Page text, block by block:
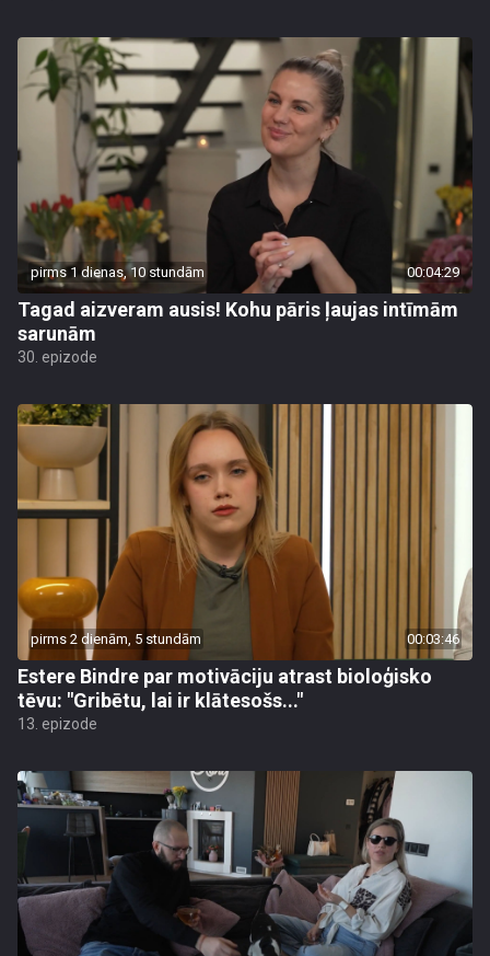
pirms 1 dienas, 10 stundām 00:04:29
Tagad aizveram ausis! Kohu pāris ļaujas intīmām
sarunām
30. epizode
pirms 2 dienām, 5 stundām 00:03:46
Estere Bindre par motivāciju atrast bioloģisko
tēvu: "Gribētu, lai ir klātesošs..."
13. epizode